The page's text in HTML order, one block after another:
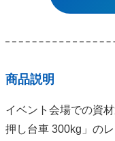
商品説明
イベント会場での資
押し台車 300kg」の